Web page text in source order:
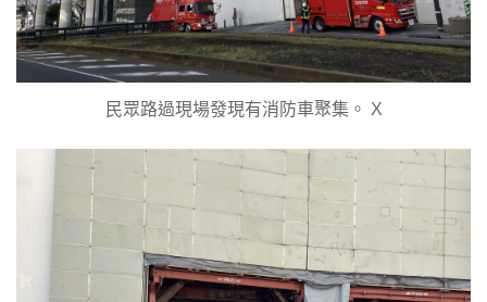
民眾路過現場發現有消防車聚集。 X